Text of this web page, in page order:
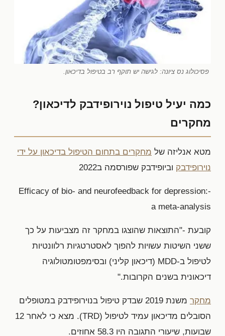
פסיכולוג נס ציונה: לגישה יש תוקף רב בטיפול בדיכאון.
כמה יעיל טיפול נוירופידבק לדיכאון?
מחקרים
מטא אנליזה של מחקרים בתחום הטיפול בדיכאון על ידי
נוירופידבק וביופידבק שפורסמה ב2022
-Efficacy of bio- and neurofeedback for depression:
a meta-analysis
קובעת -"התוצאות שהוצגו במחקר זה מצביעות על כך
ששני השיטות עשויות להפוך לאסטרטגיות רלוונטיות
לטיפול ב-MDD (דיכאון קליני) ובסימפטומטולוגיה
דיכאונית בשנים הקרובות."
מחקר
משנת 2019 שבדק טיפול בנוירופידבק במטופלים
הסובלים מדיכאון עמיד לטיפול (TRD). מצא כי לאחר 12
שבועות, שיעורי התגובה היו 58.3 אחוזים.